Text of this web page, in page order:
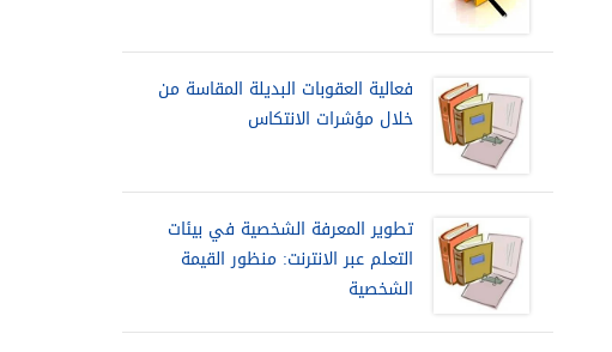
فعالية العقوبات البديلة المقاسة من
خلال مؤشرات الانتكاس
تطوير المعرفة الشخصية في بيئات
التعلم عبر الانترنت: منظور القيمة
الشخصية